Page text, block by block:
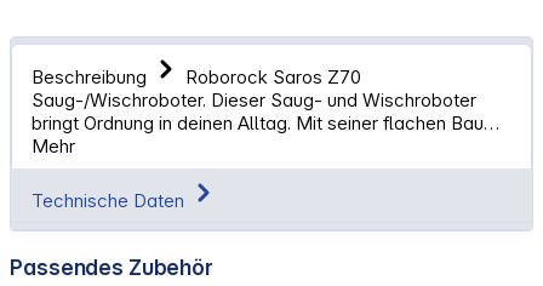
Beschreibung
Roborock Saros Z70
Saug-/Wischroboter. Dieser Saug- und Wischroboter
bringt Ordnung in deinen Alltag. Mit seiner flachen Bau…
Mehr
Technische Daten
Passendes Zubehör